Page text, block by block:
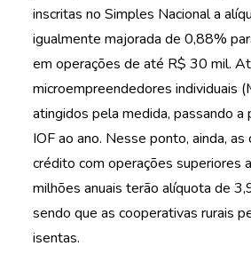
inscritas no Simples Nacional a
igualmente majorada de 0,88%
em operações de até R$ 30 mil.
microempreendedores individuais
atingidos pela medida, passando
IOF ao ano. Nesse ponto, ainda,
crédito com operações superiores
milhões anuais terão alíquota de
sendo que as cooperativas rurais
isentas.